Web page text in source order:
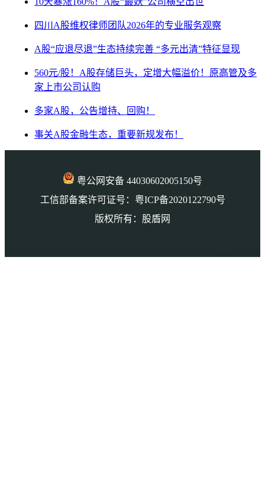
四川A股维权律师团队2026年的专业服务观察
A股“应退尽退”生态持续完善 “多元出清”特征显现
560元/股！A股存储巨头，定增大幅溢价！原高管及多
家上市公司认购
多家A股，公告增持、回购！
事关A股金融生态，重要新规发布！
粤公网安备 44030602005150号
工信部备案许可证号：粤ICP备2020122790号
版权所有：股盾网